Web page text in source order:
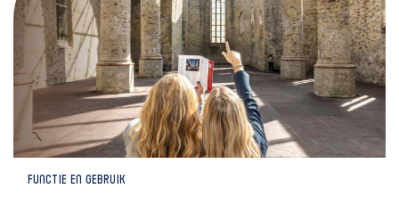
Functie en gebruik